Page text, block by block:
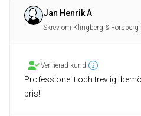
Jan Henrik A
Skrev om Klingberg & Forsberg
Verifierad kund
Professionellt och trevligt
pris!